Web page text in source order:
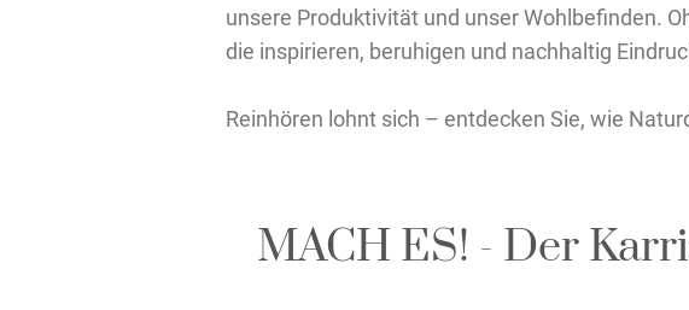
unsere Produktivität und unser Wohlbefinden.
die inspirieren, beruhigen und nachhaltig
Reinhören lohnt sich – entdecken Sie, wie
MACH ES! - Der